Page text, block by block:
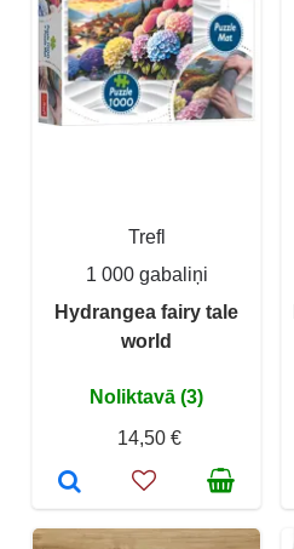
Trefl
1 000 gabaliņi
Hydrangea fairy tale
world
Noliktavā (3)
14,50 €